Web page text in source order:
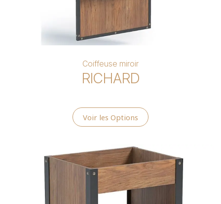
Coiffeuse miroir
RICHARD
Voir les Options